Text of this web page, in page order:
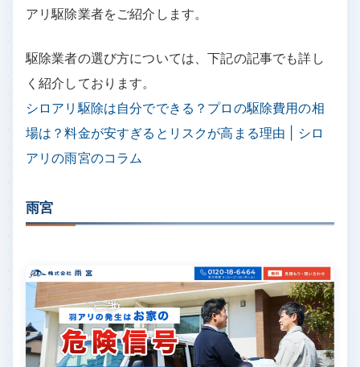
アリ駆除業者をご紹介します。
駆除業者の選び方については、下記の記事でも詳し
く紹介しております。
シロアリ駆除は自分でできる？プロの駆除費用の相
場は？料金が安すぎるとリスクが高まる理由 | シロ
アリの雨宮のコラム
雨宮